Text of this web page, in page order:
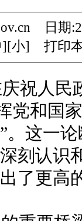
日期
][小] 打印
祝人民
党和国
。这一
刻认识
了更高